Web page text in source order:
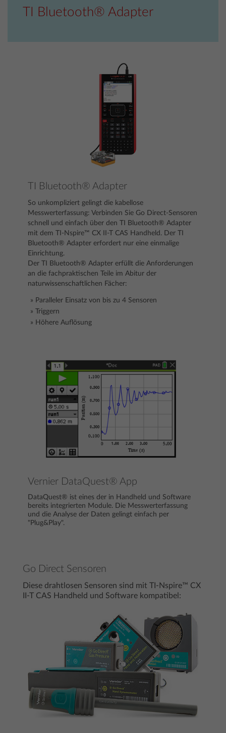
TI Bluetooth® Adapter
TI Bluetooth® Adapter
So unkompliziert gelingt die kabellose
Messwerterfassung: Verbinden Sie Go Direct-Sensoren
schnell und einfach über den TI Bluetooth® Adapter
mit dem TI-Nspire™ CX II-T CAS Handheld. Der TI
Bluetooth® Adapter erfordert nur eine einmalige
Einrichtung.
Der TI Bluetooth® Adapter erfüllt die Anforderungen
an die fachpraktischen Teile im Abitur der
naturwissenschaftlichen Fächer:
Paralleler Einsatz von bis zu 4 Sensoren
Triggern
Höhere Auflösung
Vernier DataQuest® App
DataQuest® ist eines der in Handheld und Software
bereits integrierten Module. Die Messwerterfassung
und die Analyse der Daten gelingt einfach per
"Plug&Play".
Go Direct Sensoren
Diese drahtlosen Sensoren sind mit TI-Nspire™ CX
II-T CAS Handheld und Software kompatibel: